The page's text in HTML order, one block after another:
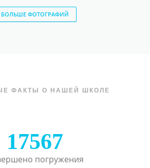
БОЛЬШЕ ФОТОГРАФИЙ
ФАКТЫ О НАШЕЙ ШКОЛЕ
17567
погружения